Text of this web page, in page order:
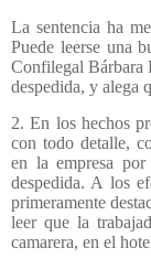
La sentencia ha
Puede leerse una
Confilegal Bárbara
despedida, y alega
2. En los hechos
con todo detalle,
en la empresa por
despedida. A los
primeramente
leer que la
camarera, en el